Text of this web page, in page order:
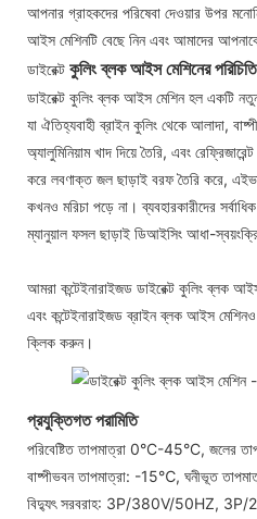
আপনার গ্রাহকদের পরিষেবা দেওয়ার উপর
আইস মেশিনটি বেছে নিন এবং আমাদের
ডাইরেক্ট কুলিং ব্লক আইস মেশিনের পরিচিতি
ডাইরেক্ট কুলিং ব্লক আইস মেশিন হল একটি
যা ঐতিহ্যবাহী ব্রাইন কুলিং থেকে আলাদা,
অ্যালুমিনিয়াম খাদ দিয়ে তৈরি, এবং
করে লবণাক্ত জল ছাড়াই বরফ তৈরি করে,
কখনও মরিচা পড়ে না। ব্যবহারকারীদের
ম্যানুয়াল ফসল ছাড়াই ডিআইসিং আধা-
আমরা কন্টেইনারাইজড ডাইরেক্ট কুলিং ব্লক
এবং কন্টেইনারাইজড ব্রাইন ব্লক আইস
ক্লিক করুন।
প্রযুক্তিগত পরামিতি
পরিবেষ্টিত তাপমাত্রা 0°C-45°C, জলের
বাষ্পীভবন তাপমাত্রা: -15℃, ঘনীভূত
বিদ্যুৎ সরবরাহ: 3P/380V/50HZ,